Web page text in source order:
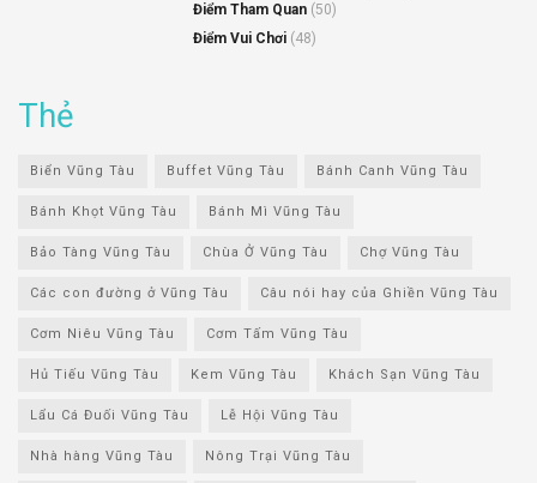
Điểm Tham Quan (50)
Điểm Vui Chơi (48)
Thẻ
Biển Vũng Tàu Buffet Vũng Tàu Bánh Canh Vũng Tàu
Bánh Khọt Vũng Tàu Bánh Mì Vũng Tàu
Bảo Tàng Vũng Tàu Chùa Ở Vũng Tàu Chợ Vũng Tàu
Các con đường ở Vũng Tàu Câu nói hay của Ghiền Vũng Tàu
Cơm Niêu Vũng Tàu Cơm Tấm Vũng Tàu
Hủ Tiếu Vũng Tàu Kem Vũng Tàu Khách Sạn Vũng Tàu
Lẩu Cá Đuối Vũng Tàu Lễ Hội Vũng Tàu
Nhà hàng Vũng Tàu Nông Trại Vũng Tàu